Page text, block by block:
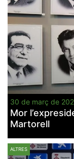
30 de març de
Mor
Martorell
ALTRES